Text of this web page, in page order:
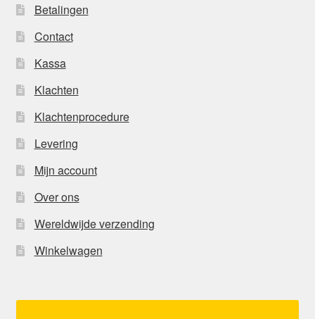
Betalingen
Contact
Kassa
Klachten
Klachtenprocedure
Levering
Mijn account
Over ons
Wereldwijde verzending
Winkelwagen